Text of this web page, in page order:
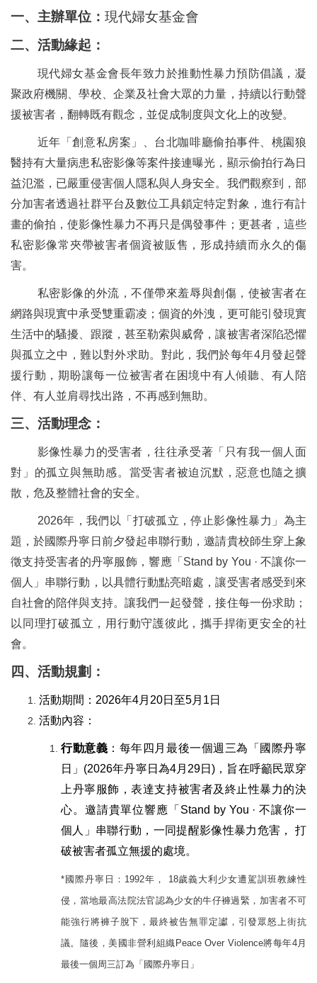
一、主辦單位： 現代婦女基金會
二、活動緣起：
現代婦女基金會長年致力於推動性暴力預防倡議，凝
聚政府機關、學校、企業及社會大眾的力量，持續以行動聲
援被害者，翻轉既有觀念，並促成制度與文化上的改變。
近年「創意私房案」、台北咖啡廳偷拍事件、桃園狼
醫持有大量病患私密影像等案件接連曝光，顯示偷拍行為日
益氾濫，已嚴重侵害個人隱私與人身安全。我們觀察到，部
分加害者透過社群平台及數位工具鎖定特定對象，進行有計
畫的偷拍，使影像性暴力不再只是偶發事件；更甚者，這些
私密影像常夾帶被害者個資被販售，形成持續而永久的傷
害。
私密影像的外流，不僅帶來羞辱與創傷，使被害者在
網路與現實中承受雙重霸凌；個資的外洩，更可能引發現實
生活中的騷擾、跟蹤，甚至勒索與威脅，讓被害者深陷恐懼
與孤立之中，難以對外求助。對此，我們於每年4月發起聲
援行動，期盼讓每一位被害者在困境中有人傾聽、有人陪
伴、有人並肩尋找出路，不再感到無助。
三、活動理念：
影像性暴力的受害者，往往承受著「只有我一個人面
對」的孤立與無助感。當受害者被迫沉默，惡意也隨之擴
散，危及整體社會的安全。
2026年，我們以「打破孤立，停止影像性暴力」為主
題，於國際丹寧日前夕發起串聯行動，邀請貴校師生穿上象
徵支持受害者的丹寧服飾，響應「Stand by You · 不讓你一
個人」串聯行動，以具體行動點亮暗處，讓受害者感受到來
自社會的陪伴與支持。讓我們一起發聲，接住每一份求助；
以同理打破孤立，用行動守護彼此，攜手捍衛更安全的社
會。
四、活動規劃：
活動期間：2026年4月20日至5月1日
活動內容：
行動意義 ：每年四月最後一個週三為「國際丹寧
日」(2026年丹寧日為4月29日) ，旨在呼籲民眾穿
上丹寧服飾，表達支持被害者及終止性暴力的決
心。邀請貴單位響應「Stand by You · 不讓你一
個人」串聯行動，一同提醒影像性暴力危害， 打
破被害者孤立無援的處境。
* 國際丹寧日：1992年， 18歲義大利少女遭駕訓班教練性
侵，當地最高法院法官認為少女的牛仔褲過緊，加害者不可
能強行將褲子脫下，最終被告無罪定讞，引發眾怒上街抗
議。隨後，美國非營利組織Peace Over Violence將每年4月
最後一個周三訂為「國際丹寧日」